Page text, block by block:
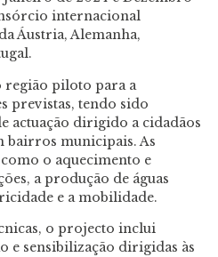
internacional
Áustria, Alemanha,
região piloto para a
previstas, tendo sido
actuação dirigido a cidadãos
bairros municipais. As
o aquecimento e
a produção de águas
e a mobilidade.
o projecto inclui
e sensibilização dirigidas às